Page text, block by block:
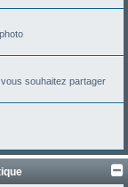
souhaitez partager